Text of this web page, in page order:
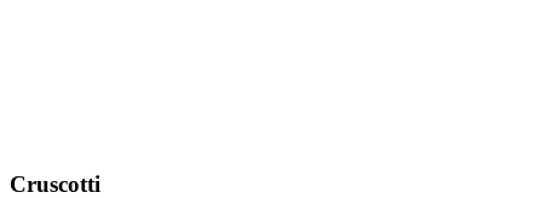
Cruscotti